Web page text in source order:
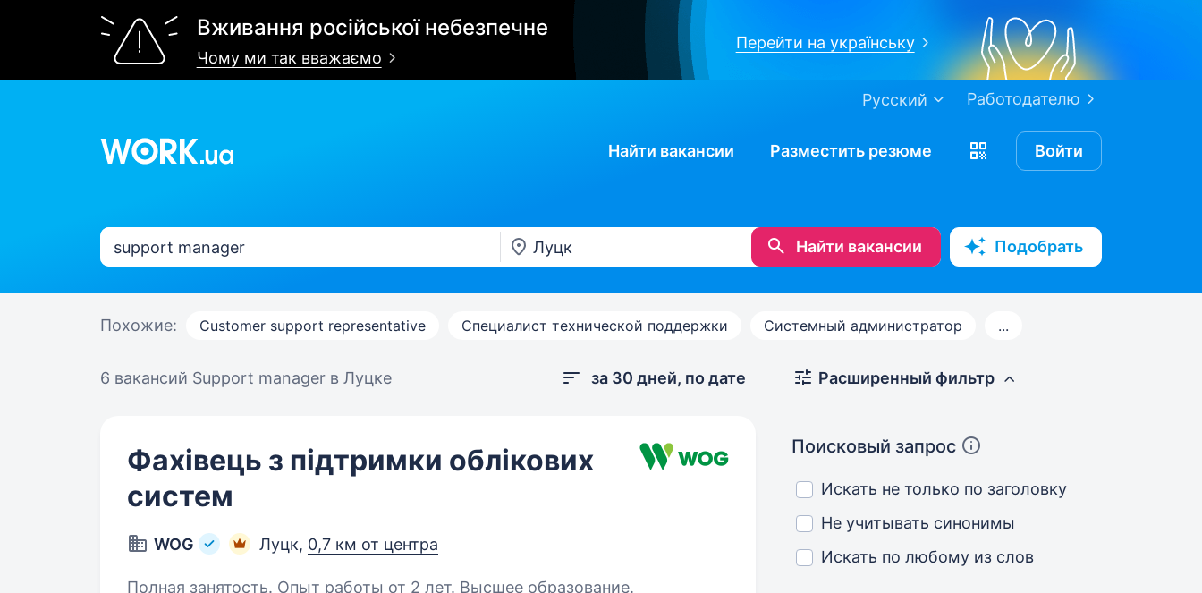
Вживання російської небезпечне
Чому ми так вважаємо
Перейти на українську
Работодателю
Русский
Найти вакансии Разместить резюме Войти
Найти вакансии Подобрать
Похожие: Customer support representative Специалист технической поддержки Системный администратор ...
6 вакансий Support manager в Луцке за 30 дней, по дате
Фахівець з підтримки облікових
систем
WOG Луцк, 0,7 км от центра
Полная занятость. Опыт работы от 2 лет. Высшее образование.
Расширенный фильтр
Поисковый запрос
Искать не только по заголовку
Не учитывать синонимы
Искать по любому из слов